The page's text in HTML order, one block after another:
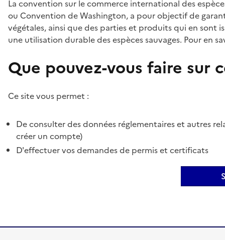
La convention sur le commerce international des
ou Convention de Washington, a pour objectif de
végétales, ainsi que des parties et produits qui en sont
une utilisation durable des espèces sauvages. Pour en
Que pouvez-vous faire sur
Ce site vous permet :
De consulter des données réglementaires et autres
créer un compte)
D'effectuer vos demandes de permis et certificats